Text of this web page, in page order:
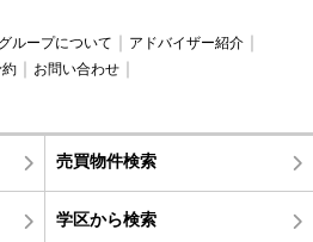
ループについて
アドバイザー紹介
お問い合わせ
売買物件検索
学区から検索